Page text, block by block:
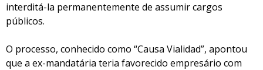
interditá-la permanentemente de assumir cargos
públicos.
O processo, conhecido como “Causa Vialidad”, apontou
que a ex-mandatária teria favorecido empresário com